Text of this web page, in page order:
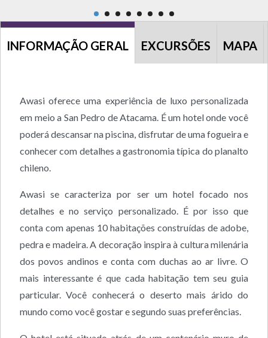
INFORMAÇÃO GERAL EXCURSÕES MAPA
Awasi oferece uma experiência de luxo personalizada
em meio a San Pedro de Atacama. É um hotel onde você
poderá descansar na piscina, disfrutar de uma fogueira e
conhecer com detalhes a gastronomia típica do planalto
chileno.
Awasi se caracteriza por ser um hotel focado nos
detalhes e no serviço personalizado. É por isso que
conta com apenas 10 habitações construídas de adobe,
pedra e madeira. A decoração inspira à cultura milenária
dos povos andinos e conta com duchas ao ar livre. O
mais interessante é que cada habitação tem seu guia
particular. Você conhecerá o deserto mais árido do
mundo como você gostar e segundo suas preferências.